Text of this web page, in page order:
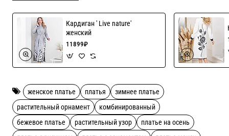
Индивидуальный пошив включен в цену!
Возможен пошив только в цвете как на фото, длина платья
может быть до 130 см!
ручная стирка
Кардиган ' Live nature'
женский
11899₽
женское платье платья
зимнее платье
растительный орнамент
комбинированный
бежевое платье
растительный узор
платье на осень